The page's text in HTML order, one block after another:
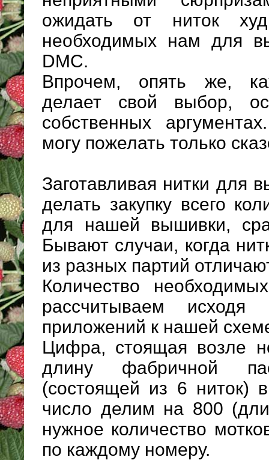
ожидать от ниток
необходимых нам для
DМС.
Впрочем, опять же,
делает свой выбор,
собственных
могу пожелать только
Заготавливая нитки для
делать закупку всего
для нашей вышивки,
Бывают случаи, когда
из разных партий
Количество
рассчитываем
приложений к нашей
Цифра, стоящая возле
длину фабричной
(состоящей из 6 ниток)
число делим на 800
нужное количество
по каждому номеру.